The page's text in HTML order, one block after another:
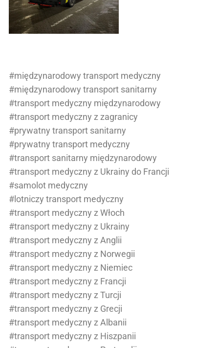
#międzynarodowy transport medyczny
#międzynarodowy transport sanitarny
#transport medyczny międzynarodowy
#transport medyczny z zagranicy
#prywatny transport sanitarny
#prywatny transport medyczny
#transport sanitarny międzynarodowy
#transport medyczny z Ukrainy do Francji
#samolot medyczny
#lotniczy transport medyczny
#transport medyczny z Włoch
#transport medyczny z Ukrainy
#transport medyczny z Anglii
#transport medyczny z Norwegii
#transport medyczny z Niemiec
#transport medyczny z Francji
#transport medyczny z Turcji
#transport medyczny z Grecji
#transport medyczny z Albanii
#transport medyczny z Hiszpanii